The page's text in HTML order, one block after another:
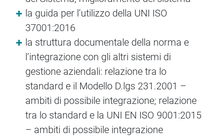
la guida per l’utilizzo della UNI ISO
37001:2016
la struttura documentale della norma e
l’integrazione con gli altri sistemi di
gestione aziendali: relazione tra lo
standard e il Modello D.lgs 231.2001 –
ambiti di possibile integrazione; relazione
tra lo standard e la UNI EN ISO 9001:2015
– ambiti di possibile integrazione